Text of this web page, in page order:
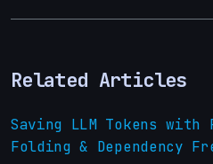
Related Articles
Saving LLM Tokens with
Folding & Dependency